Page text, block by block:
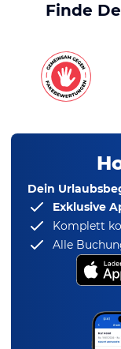
Finde
Dein
Exklusive
Komplett
Alle